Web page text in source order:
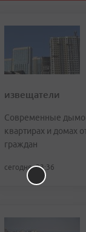
извещатели
Современные
квартирах и домах
граждан
сегодня, 23:36